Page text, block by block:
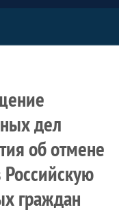
дел
об отмене
граждан